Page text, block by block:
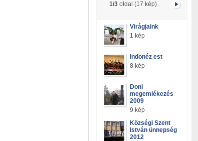
1/3oldal (17 kép)
Virágjaink
1 kép
Indonéz est
8 kép
Doni
megemlékezés
2009
9 kép
Községi Szent
István ünnepség
2012